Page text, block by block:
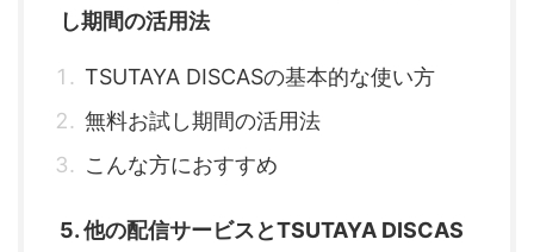
し期間の活用法
TSUTAYA DISCASの基本的な使い方
無料お試し期間の活用法
こんな方におすすめ
5. 他の配信サービスとTSUTAYA DISCAS